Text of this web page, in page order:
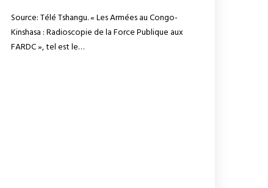
Source: Télé Tshangu. « Les Armées au Congo-
Kinshasa : Radioscopie de la Force Publique aux
FARDC », tel est le…